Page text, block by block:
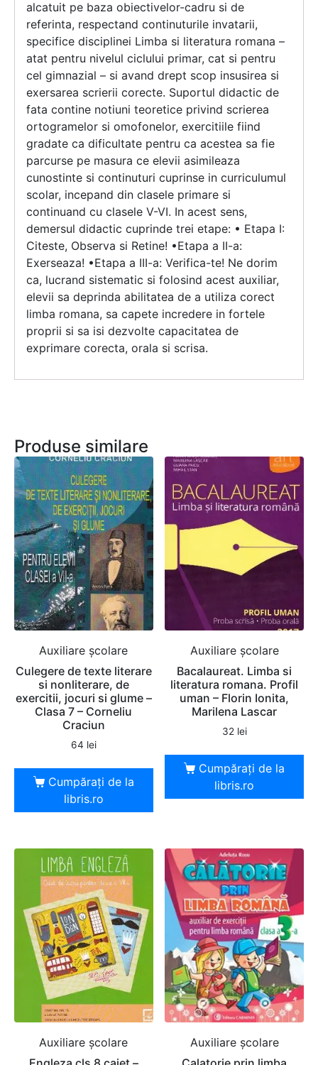
alcatuit pe baza obiectivelor-cadru si de
referinta, respectand continuturile invatarii,
specifice disciplinei Limba si literatura romana –
atat pentru nivelul ciclului primar, cat si pentru
cel gimnazial – si avand drept scop insusirea si
exersarea scrierii corecte. Suportul didactic de
fata contine notiuni teoretice privind scrierea
ortogramelor si omofonelor, exercitiile fiind
gradate ca dificultate pentru ca acestea sa fie
parcurse pe masura ce elevii asimileaza
cunostinte si continuturi cuprinse in curriculumul
scolar, incepand din clasele primare si
continuand cu clasele V-VI. In acest sens,
demersul didactic cuprinde trei etape: • Etapa I:
Citeste, Observa si Retine! •Etapa a II-a:
Exerseaza! •Etapa a III-a: Verifica-te! Ne dorim
ca, lucrand sistematic si folosind acest auxiliar,
elevii sa deprinda abilitatea de a utiliza corect
limba romana, sa capete incredere in fortele
proprii si sa isi dezvolte capacitatea de
exprimare corecta, orala si scrisa.
Produse similare
Auxiliare şcolare
Culegere de texte literare
si nonliterare, de
exercitii, jocuri si glume –
Clasa 7 – Corneliu
Craciun
64 lei
Cumpărați de la
libris.ro
Auxiliare şcolare
Bacalaureat. Limba si
literatura romana. Profil
uman – Florin Ionita,
Marilena Lascar
32 lei
Cumpărați de la
libris.ro
Auxiliare şcolare
Auxiliare şcolare